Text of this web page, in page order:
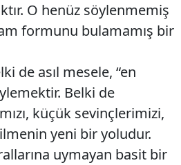
Hakkari
Hatay
Isparta
İstanbul
İzmir
O henüz söylenmemiş
formunu bulamamış bir
de asıl mesele, “en
Belki de
küçük sevinçlerimizi,
yeni bir yoludur.
uymayan basit bir